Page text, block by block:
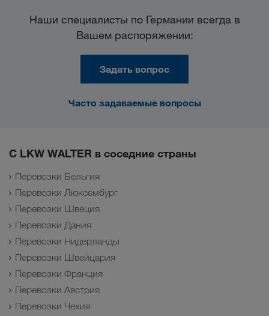
Наши специалисты по Германии всегда в
Вашем распоряжении:
Задать вопрос
Часто задаваемые вопросы
С LKW WALTER в соседние страны
Перевозки Бельгия
Перевозки Люксембург
Перевозки Швеция
Перевозки Дания
Перевозки Нидерланды
Перевозки Швейцария
Перевозки Франция
Перевозки Австрия
Перевозки Чехия